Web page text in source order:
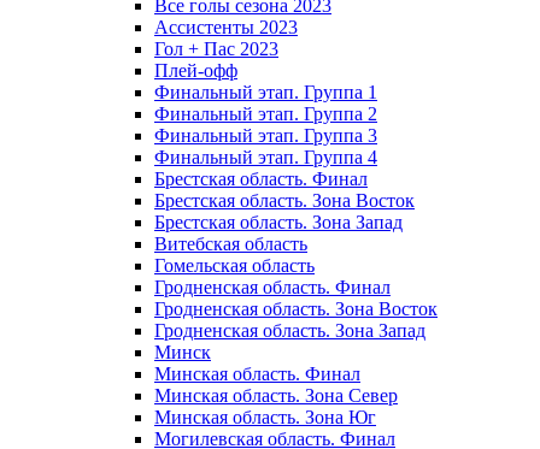
Все голы сезона 2023
Ассистенты 2023
Гол + Пас 2023
Плей-офф
Финальный этап. Группа 1
Финальный этап. Группа 2
Финальный этап. Группа 3
Финальный этап. Группа 4
Брестская область. Финал
Брестская область. Зона Восток
Брестская область. Зона Запад
Витебская область
Гомельская область
Гродненская область. Финал
Гродненская область. Зона Восток
Гродненская область. Зона Запад
Минск
Минская область. Финал
Минская область. Зона Север
Минская область. Зона Юг
Могилевская область. Финал